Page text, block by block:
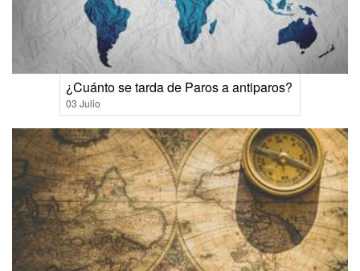
¿Cuánto se tarda de Paros a antiparos?
03 Julio